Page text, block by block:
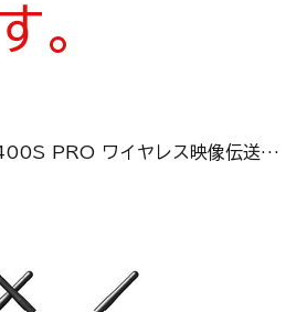
。
Hollyland Mars 400S PRO ワイヤレス映像伝送システム